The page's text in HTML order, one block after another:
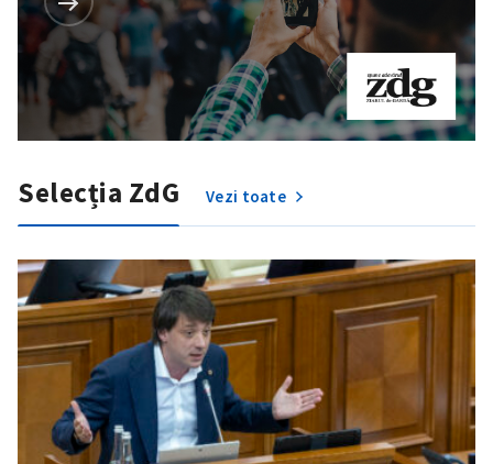
Trimite o informație
Despre ZdG
in English
на русском
Selecția ZdG Vezi toate